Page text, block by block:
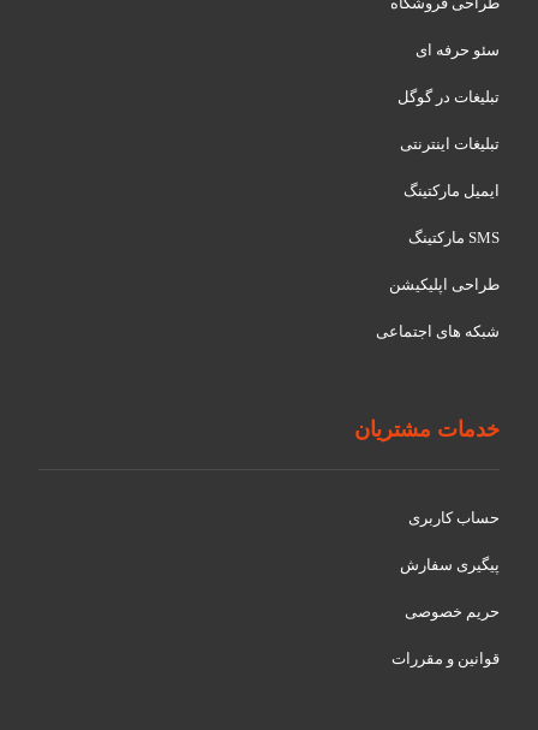
سئو حرفه ای
تبلیغات در گوگل
تبلیغات اینترنتی
ایمیل مارکتینگ
SMS مارکتینگ
طراحی اپلیکیشن
شبکه های اجتماعی
خدمات مشتریان
حساب کاربری
پیگیری سفارش
حریم خصوصی
قوانین و مقررات